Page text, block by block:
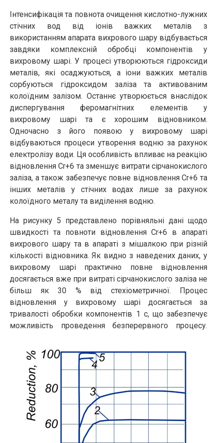
Інтенсифікація та повнота очищення кислотно-лужних
стічних вод від іонів важких металів з
використанням апарата вихрового шару відбувається
завдяки комплексній обробці компонентів у
вихровому шарі. У процесі утворюються гідроксиди
металів, які осаджуються, а іони важких металів
сорбуються гідроксидом заліза та активованим
колоїдним залізом. Останнє утворюється внаслідок
диспергування феромагнітних елементів у
вихровому шарі та є хорошим відновником.
Одночасно з його появою у вихровому шарі
відбуваються процеси утворення водню за рахунок
електролізу води. Ця особливість впливає на реакцію
відновлення Сr+6 та зменшує витрати сірчанокислого
заліза, а також забезпечує повне відновлення Сr+6 та
інших металів у стічних водах лише за рахунок
колоїдного металу та виділення водню.
На рисунку 5 представлено порівняльні дані щодо
швидкості та повноти відновлення Сr+6 в апараті
вихрового шару та в апараті з мішалкою при різній
кількості відновника. Як видно з наведених даних, у
вихровому шарі практично повне відновлення
досягається вже при витраті сірчанокислого заліза не
більш як 30 % від стехіометричної. Процес
відновлення у вихровому шарі досягається за
тривалості обробки компонентів 1 с, що забезпечує
можливість проведення безперервного процесу.